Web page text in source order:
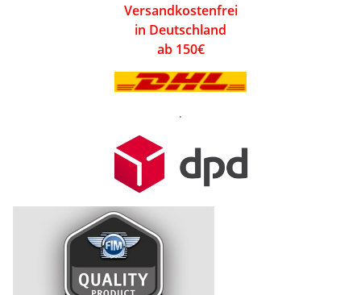
Versandkostenfrei
in Deutschland
ab 150€
.